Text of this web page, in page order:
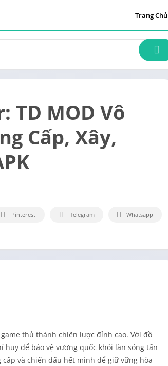
Trang Chủ
TD MOD Vô
Cấp, Xây,
Pinterest Telegram Whatsapp
thủ thành chiến lược đỉnh cao. Với đồ
huy để bảo vệ vương quốc khỏi làn sóng tấn
và chiến đấu hết mình để giữ vững hòa